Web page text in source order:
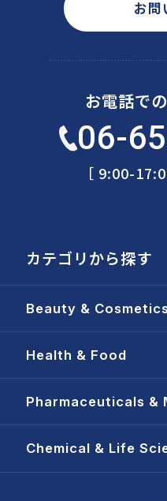
お問
お電話で
06-
［ 9:00-
カテゴリから探す
Beauty & Cosmetics
Health & Food
Pharmaceuticals &
Chemical & Life